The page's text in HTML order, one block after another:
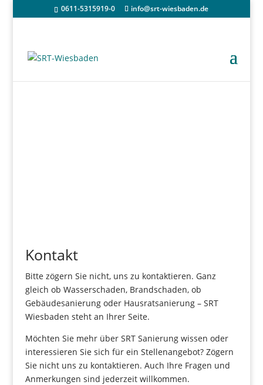
0611-5315919-0 info@srt-wiesbaden.de
SRT Home/Kontakt
Kontakt
Bitte zögern Sie nicht, uns zu kontaktieren. Ganz
gleich ob Wasserschaden, Brandschaden, ob
Gebäudesanierung oder Hausratsanierung – SRT
Wiesbaden steht an Ihrer Seite.
Möchten Sie mehr über SRT Sanierung wissen oder
interessieren Sie sich für ein Stellenangebot? Zögern
Sie nicht uns zu kontaktieren. Auch Ihre Fragen und
Anmerkungen sind jederzeit willkommen.